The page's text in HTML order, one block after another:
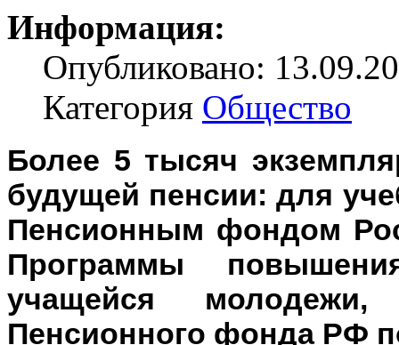
Информация:
Опубликовано:
Категория Общество
Более 5 тысяч
будущей пенсии: для
Пенсионным фондом
Программы
учащейся
Пенсионного фонда РФ